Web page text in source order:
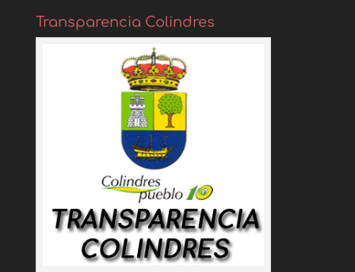
Transparencia Colindres